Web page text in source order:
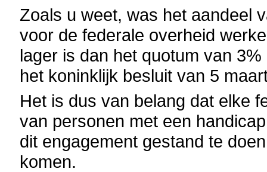
Zoals u weet, was het aandeel
voor de federale overheid
lager is dan het quotum van
het koninklijk besluit van 5
Het is dus van belang dat elke
van personen met een
dit engagement gestand te
komen.